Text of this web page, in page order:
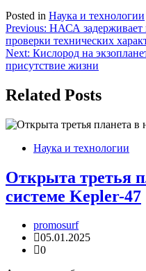
Posted in Наука и технологии
Навигация
по
записям
Previous: НАСА задерживает
проверки технических
Next: Кислород на
присутствие жизни
Related Posts
Наука и технологии
Открыта третья
системе Kepler-47
promosurf
05.01.2025
0